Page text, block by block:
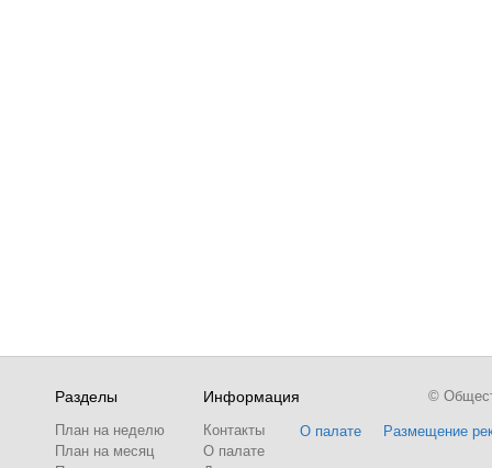
Разделы
План на неделю
План на месяц
Информация
Контакты
О палате
О палате Размещение
©